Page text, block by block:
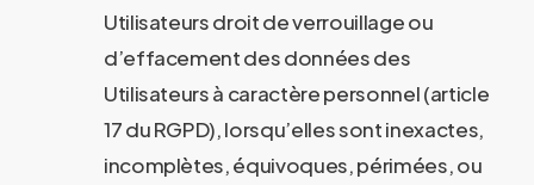
Utilisateurs droit de verrouillage ou
d’effacement des données des
Utilisateurs à caractère personnel (article
17 du RGPD), lorsqu’elles sont inexactes,
incomplètes, équivoques, périmées, ou